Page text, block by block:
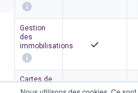
Gestion
des
immobilisations
Cartes de
crédit &